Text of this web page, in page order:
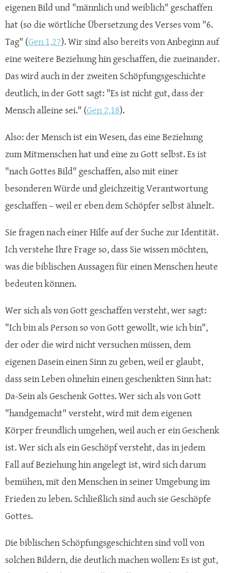
eigenen Bild und "männlich und weiblich" geschaffen
hat (so die wörtliche Übersetzung des Verses vom "6.
Tag" (Gen 1,27). Wir sind also bereits von Anbeginn auf
eine weitere Beziehung hin geschaffen, die zueinander.
Das wird auch in der zweiten Schöpfungsgeschichte
deutlich, in der Gott sagt: "Es ist nicht gut, dass der
Mensch alleine sei." (Gen 2,18).
Also: der Mensch ist ein Wesen, das eine Beziehung
zum Mitmenschen hat und eine zu Gott selbst. Es ist
"nach Gottes Bild" geschaffen, also mit einer
besonderen Würde und gleichzeitig Verantwortung
geschaffen – weil er eben dem Schöpfer selbst ähnelt.
Sie fragen nach einer Hilfe auf der Suche zur Identität.
Ich verstehe Ihre Frage so, dass Sie wissen möchten,
was die biblischen Aussagen für einen Menschen heute
bedeuten können.
Wer sich als von Gott geschaffen versteht, wer sagt:
"Ich bin als Person so von Gott gewollt, wie ich bin",
der oder die wird nicht versuchen müssen, dem
eigenen Dasein einen Sinn zu geben, weil er glaubt,
dass sein Leben ohnehin einen geschenkten Sinn hat:
Da-Sein als Geschenk Gottes. Wer sich als von Gott
"handgemacht" versteht, wird mit dem eigenen
Körper freundlich umgehen, weil auch er ein Geschenk
ist. Wer sich als ein Geschöpf versteht, das in jedem
Fall auf Beziehung hin angelegt ist, wird sich darum
bemühen, mit den Menschen in seiner Umgebung im
Frieden zu leben. Schließlich sind auch sie Geschöpfe
Gottes.
Die biblischen Schöpfungsgeschichten sind voll von
solchen Bildern, die deutlich machen wollen: Es ist gut,